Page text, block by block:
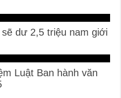
dư 2,5 triệu nam giới
Luật Ban hành văn